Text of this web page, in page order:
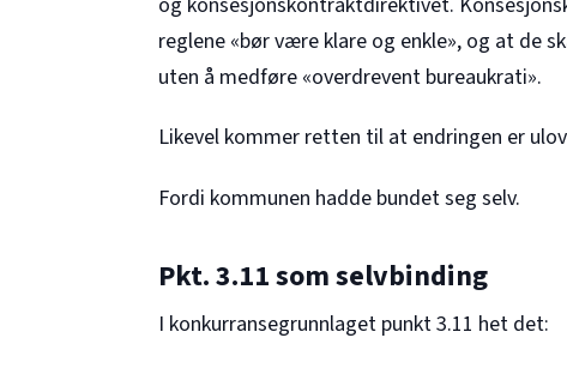
reglene «bør være klare og enkle», og at de
uten å medføre «overdrevent bureaukrati».
Likevel kommer retten til at endringen er
Fordi kommunen hadde bundet seg selv.
Pkt. 3.11 som selvbinding
I konkurransegrunnlaget punkt 3.11 het det: